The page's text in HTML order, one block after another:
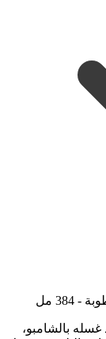
مل
غسله بالشامبو،